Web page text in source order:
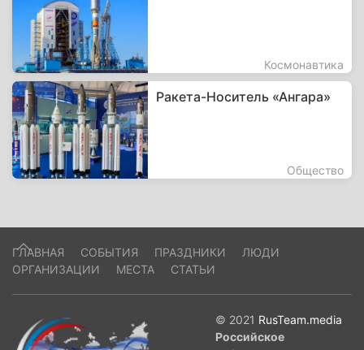
Космонавтика
Ракета-Носитель «Ангара»
Общество
ГЛАВНАЯ СОБЫТИЯ ПРАЗДНИКИ
ЛЮДИ
ОРГАНИЗАЦИИ
МЕСТА СТАТЬИ
© 2021 RusTeam.media
Российское